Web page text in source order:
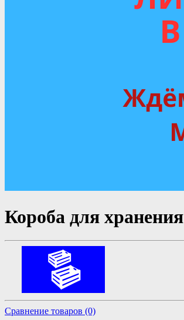
Короба для хранения
Сравнение товаров (0)